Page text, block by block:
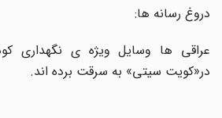
دروغ رسانه ها :
عراقی ها وسایل ویژه ی نگهداری
در«کویت سیتی» به سرقت برده اند.